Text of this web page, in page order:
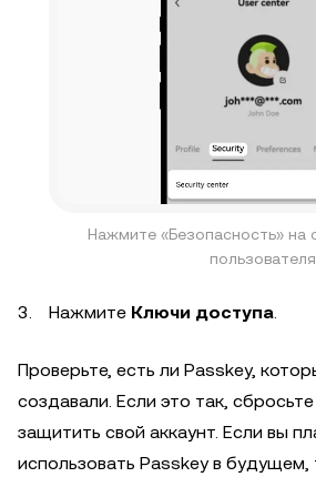
Нажмите «Безопасность» на
Нажмите Ключи доступа.
Проверьте, есть ли Passkey,
создавали. Если это так,
защитить свой аккаунт. Если вы
использовать Passkey в